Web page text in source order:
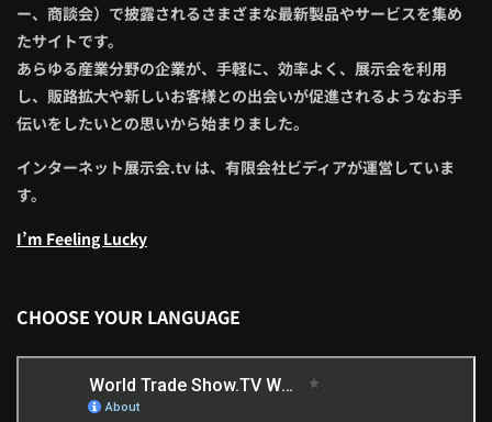
ー、商談会）で披露されるさまざまな最新製品やサービスを集め
たサイトです。
あらゆる産業分野の企業が、手軽に、効率よく、展示会を利用
し、販路拡大や新しいお客様との出会いが促進されるようなお手
伝いをしたいとの思いから始まりました。
インターネット展示会.tv は、有限会社ビディアが運営していま
す。
I’m Feeling Lucky
CHOOSE YOUR LANGUAGE